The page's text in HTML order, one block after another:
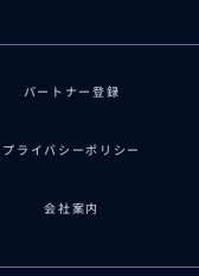
パートナー登録
プライバシーポリシー
会社案内